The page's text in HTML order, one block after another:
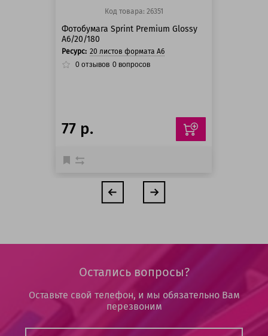
Код товара: 26351
Фотобумага Sprint Premium Glossy
A6/20/180
Ресурс: 20 листов формата А6
0 отзывов 0 вопросов
77 р.
Остались вопросы?
Оставьте свой телефон, и мы обязательно Вам
перезвоним